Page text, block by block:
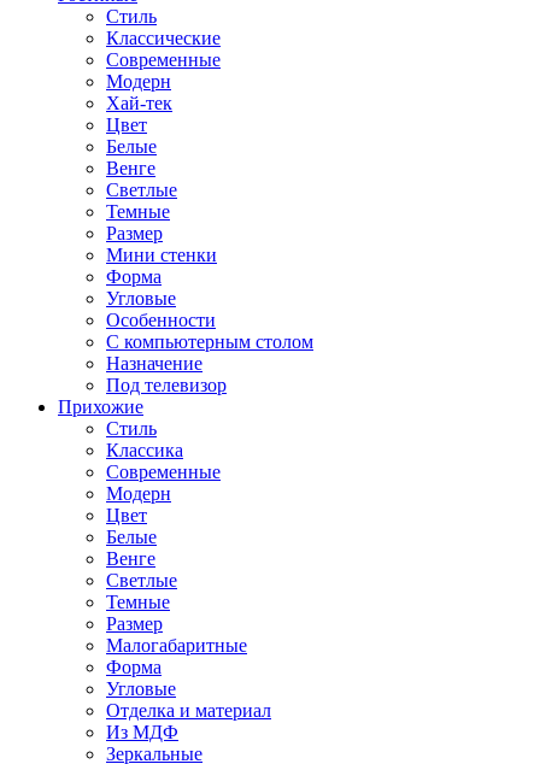
Стиль
Классические
Современные
Модерн
Хай-тек
Цвет
Белые
Венге
Светлые
Темные
Размер
Мини стенки
Форма
Угловые
Особенности
С компьютерным столом
Назначение
Под телевизор
Прихожие
Стиль
Классика
Современные
Модерн
Цвет
Белые
Венге
Светлые
Темные
Размер
Малогабаритные
Форма
Угловые
Отделка и материал
Из МДФ
Зеркальные